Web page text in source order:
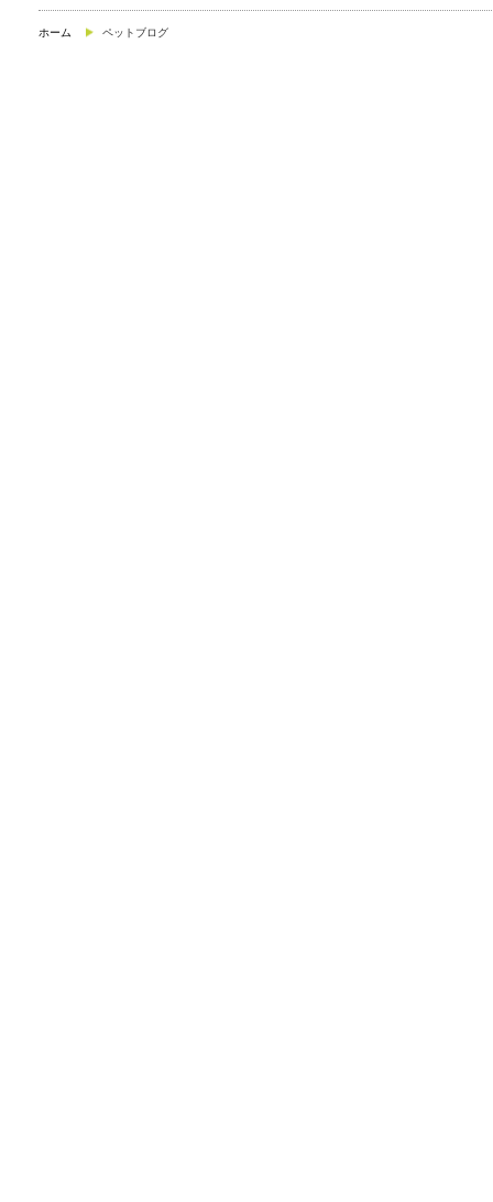
ホーム ペットブログ